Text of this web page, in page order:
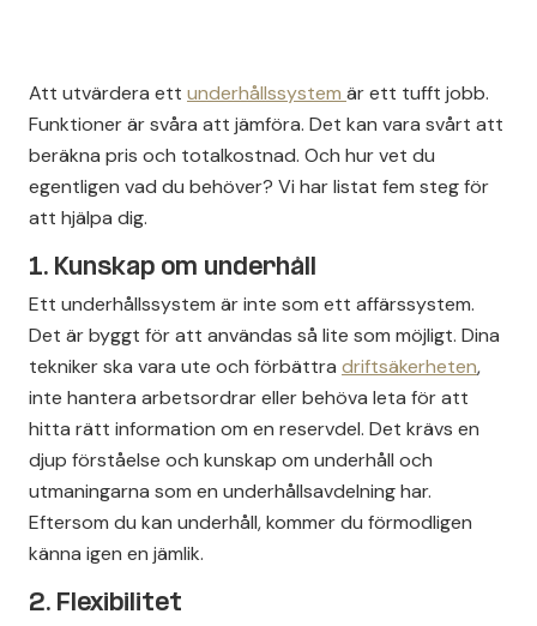
Att utvärdera ett underhållssystem är ett tufft jobb.
Funktioner är svåra att jämföra. Det kan vara svårt att
beräkna pris och totalkostnad. Och hur vet du
egentligen vad du behöver? Vi har listat fem steg för
att hjälpa dig.
1. Kunskap om underhåll
Ett underhållssystem är inte som ett affärssystem.
Det är byggt för att användas så lite som möjligt. Dina
tekniker ska vara ute och förbättra driftsäkerheten,
inte hantera arbetsordrar eller behöva leta för att
hitta rätt information om en reservdel. Det krävs en
djup förståelse och kunskap om underhåll och
utmaningarna som en underhållsavdelning har.
Eftersom du kan underhåll, kommer du förmodligen
känna igen en jämlik.
2. Flexibilitet